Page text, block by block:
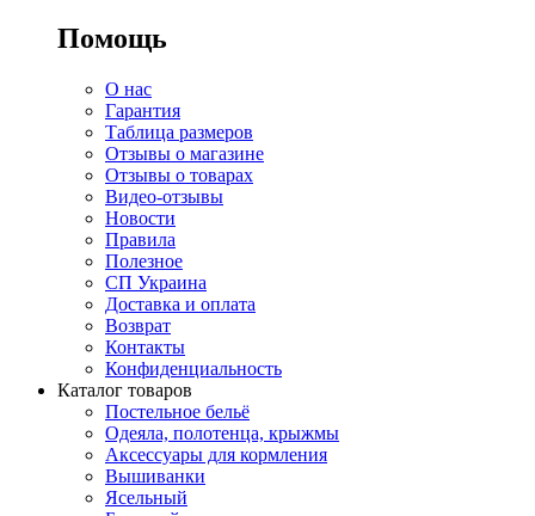
Помощь
О нас
Гарантия
Таблица размеров
Отзывы о магазине
Отзывы о товарах
Видео-отзывы
Новости
Правила
Полезное
СП Украина
Доставка и оплата
Возврат
Контакты
Конфиденциальность
Каталог товаров
Постельное бельё
Одеяла, полотенца, крыжмы
Аксессуары для кормления
Вышиванки
Ясельный